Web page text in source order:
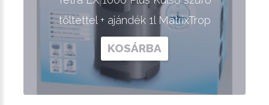
töltettel + ajándék 1l MátrixTrop
KOSÁRBA